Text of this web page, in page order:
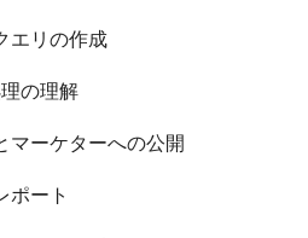
エリの作成
の理解
マーケターへの公開
ポート